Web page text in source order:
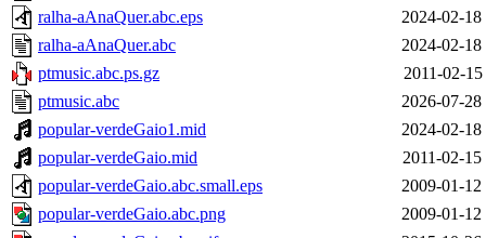
ralha-aAnaQuer.abc.eps
2024-02-18
ralha-aAnaQuer.abc
2024-02-18
ptmusic.abc.ps.gz
2011-02-15
ptmusic.abc
2026-07-28
popular-verdeGaio1.mid
2024-02-18
popular-verdeGaio.mid
2011-02-15
popular-verdeGaio.abc.small.eps
2009-01-12
popular-verdeGaio.abc.png
2009-01-12